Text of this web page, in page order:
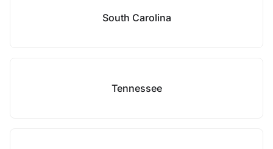
South Carolina
Tennessee